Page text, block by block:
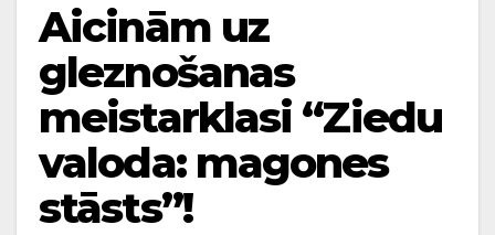
Aicinām uz
gleznošanas
meistarklasi “Ziedu
valoda: magones
stāsts”!